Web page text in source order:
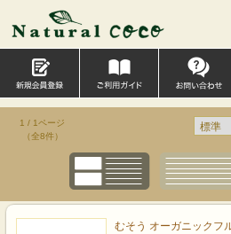
1 / 1ページ
（全8件）
むそう オーガニックフ